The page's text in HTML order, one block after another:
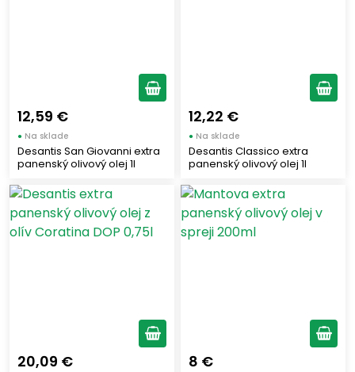
12,59 €
● Na sklade
Desantis San Giovanni extra
panenský olivový olej 1l
12,22 €
● Na sklade
Desantis Classico extra
panenský olivový olej 1l
20,09 € 8 €